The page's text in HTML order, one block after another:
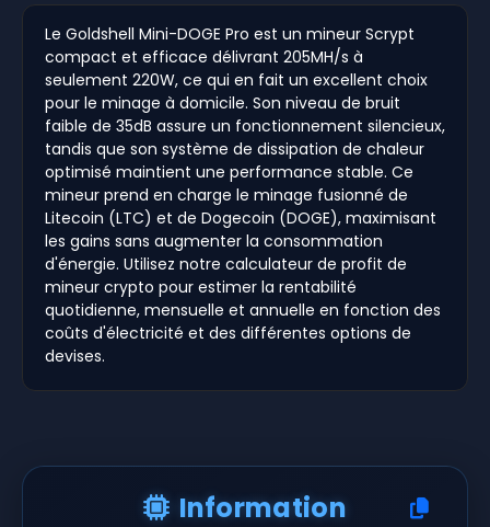
Le Goldshell Mini-DOGE Pro est un mineur Scrypt
compact et efficace délivrant 205MH/s à
seulement 220W, ce qui en fait un excellent choix
pour le minage à domicile. Son niveau de bruit
faible de 35dB assure un fonctionnement silencieux,
tandis que son système de dissipation de chaleur
optimisé maintient une performance stable. Ce
mineur prend en charge le minage fusionné de
Litecoin (LTC) et de Dogecoin (DOGE), maximisant
les gains sans augmenter la consommation
d'énergie. Utilisez notre calculateur de profit de
mineur crypto pour estimer la rentabilité
quotidienne, mensuelle et annuelle en fonction des
coûts d'électricité et des différentes options de
devises.
Information